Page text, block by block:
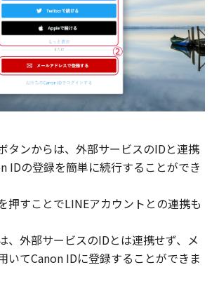
タンからは、外部サービスのIDと連携
IDの登録を簡単に続行することができ
押すことでLINEアカウントとの連携も
外部サービスのIDとは連携せず、メ
いてCanon IDに登録することができま